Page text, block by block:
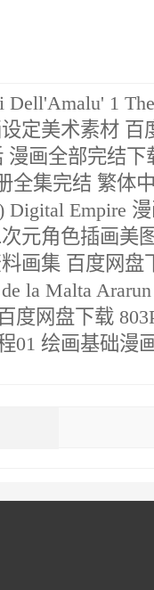
漫画全部完结下
画集 百度网盘
度网盘下载